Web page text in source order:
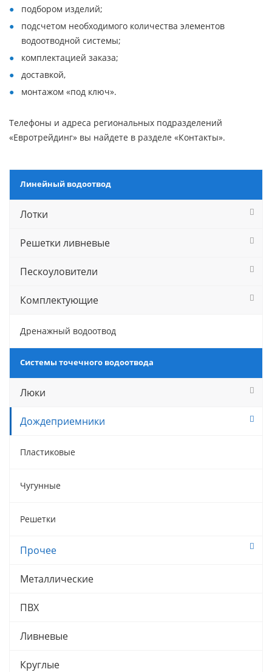
подбором изделий;
подсчетом необходимого количества элементов
водоотводной системы;
комплектацией заказа;
доставкой,
монтажом «под ключ».
Телефоны и адреса региональных подразделений
«Евротрейдинг» вы найдете в разделе «Контакты».
Линейный водоотвод
Лотки
Решетки ливневые
Пескоуловители
Комплектующие
Дренажный водоотвод
Системы точечного водоотвода
Люки
Дождеприемники
Пластиковые
Чугунные
Решетки
Прочее
Металлические
ПВХ
Ливневые
Круглые